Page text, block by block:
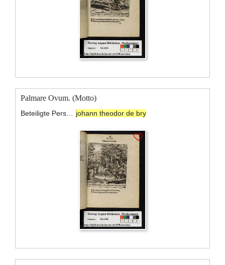
Palmare Ovum. (Motto)
johann theodor de bry